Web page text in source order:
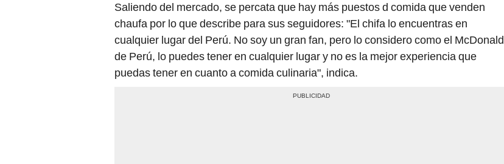
Saliendo del mercado, se percata que hay más puestos d comida que venden
chaufa por lo que describe para sus seguidores: "El chifa lo encuentras en
cualquier lugar del Perú. No soy un gran fan, pero lo considero como el McDonald
de Perú, lo puedes tener en cualquier lugar y no es la mejor experiencia que
puedas tener en cuanto a comida culinaria", indica.